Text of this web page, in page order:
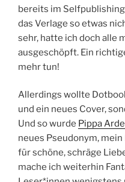
bereits im
das Verlage so etwas
sehr, hatte ich doch alle
ausgeschöpft. Ein
mehr tun!
Allerdings wollte
und ein neues Cover,
Und so wurde Pippa
neues Pseudonym,
für schöne, schräge
mache ich weiterhin